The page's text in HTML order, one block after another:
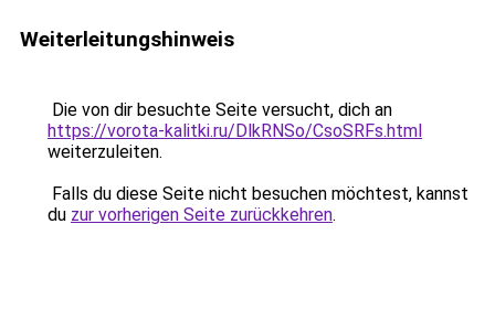
Weiterleitungshinweis
Die von dir besuchte Seite versucht, dich an
https://vorota-kalitki.ru/DlkRNSo/CsoSRFs.html
weiterzuleiten.
Falls du diese Seite nicht besuchen möchtest, kannst
du zur vorherigen Seite zurückkehren.